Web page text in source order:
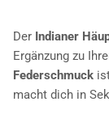
Der Indianer
Ergänzung zu
Federschmuck
macht dich in